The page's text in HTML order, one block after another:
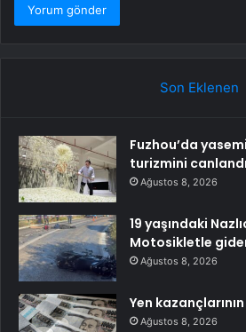
Son Eklenen
Fuzhou’da
turizmini
Ağustos 8, 2026
19 yaşındaki
Motosikletle
Ağustos 8, 2026
Yen
Ağustos 8, 2026